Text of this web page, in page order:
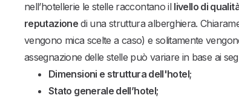
nell’hotellerie le stelle raccontano il livello di
reputazionedi una struttura alberghiera.
vengono mica scelte a caso) e solitamente
assegnazione delle stelle può variare in base ai
Dimensioni e struttura dell'hotel;
Stato generale dell’hotel;